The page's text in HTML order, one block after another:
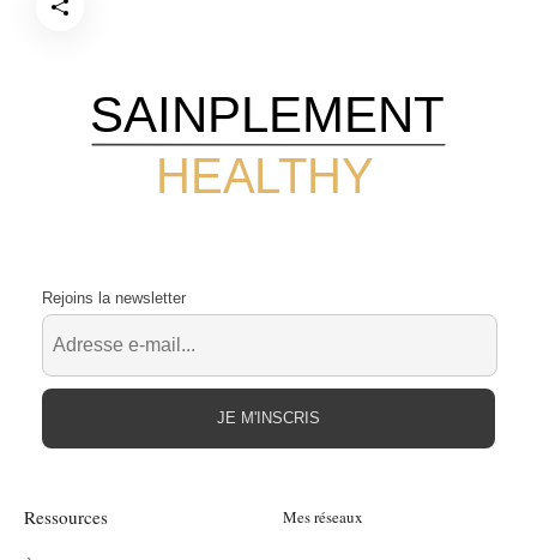
HEALTHY
SAINPLEMENT
Ressources Mes réseaux
Rejoins la newsletter
JE M'INSCRIS